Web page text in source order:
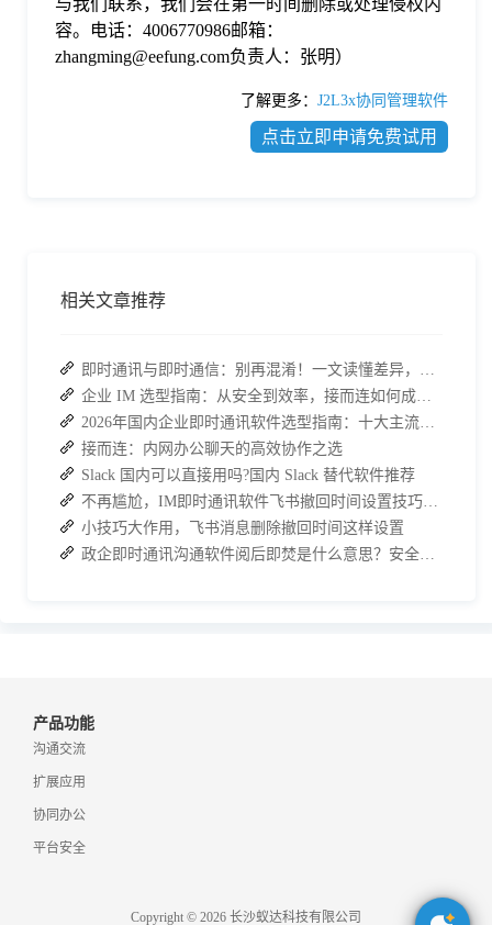
与我们联系，我们会在第一时间删除或处理侵权内
容。电话：4006770986邮箱：
zhangming@eefung.com负责人：张明）
了解更多： J2L3x协同管理软件
点击立即申请免费试用
相关文章推荐
即时通讯与即时通信：别再混淆！一文读懂差异，接而连适配企业协作需求
企业 IM 选型指南：从安全到效率，接而连如何成为中大型企业首选
2026年国内企业即时通讯软件选型指南：十大主流平台深度盘点
接而连：内网办公聊天的高效协作之选
Slack 国内可以直接用吗?国内 Slack 替代软件推荐
不再尴尬，IM即时通讯软件飞书撤回时间设置技巧分享
小技巧大作用，飞书消息删除撤回时间这样设置
政企即时通讯沟通软件阅后即焚是什么意思？安全聊天软件介绍
产品功能
沟通交流
扩展应用
协同办公
平台安全
Copyright © 2026 长沙蚁达科技有限公司